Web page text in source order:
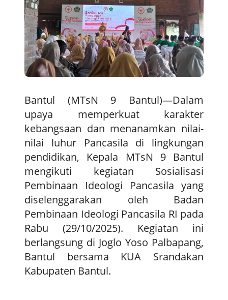
Bantul (MTsN 9 Bantul)—Dalam
upaya memperkuat karakter
kebangsaan dan menanamkan nilai-
nilai luhur Pancasila di lingkungan
pendidikan, Kepala MTsN 9 Bantul
mengikuti kegiatan Sosialisasi
Pembinaan Ideologi Pancasila yang
diselenggarakan oleh Badan
Pembinaan Ideologi Pancasila RI pada
Rabu (29/10/2025). Kegiatan ini
berlangsung di Joglo Yoso Palbapang,
Bantul bersama KUA Srandakan
Kabupaten Bantul.